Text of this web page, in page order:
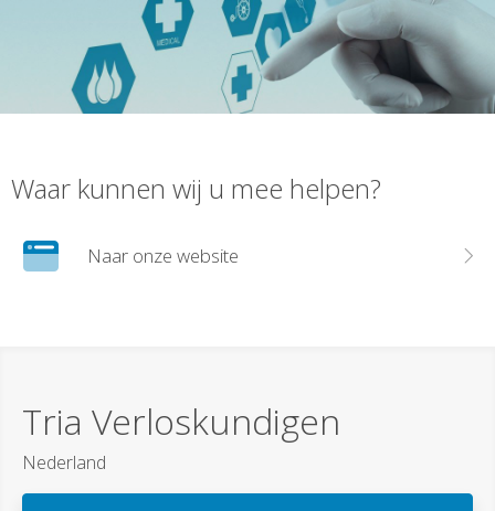
Waar kunnen wij u mee helpen?
Naar onze website
Tria Verloskundigen
Nederland